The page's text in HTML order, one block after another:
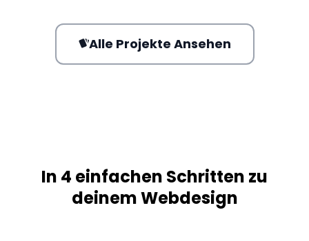
Alle Projekte Ansehen
In 4 einfachen Schritten zu
deinem Webdesign